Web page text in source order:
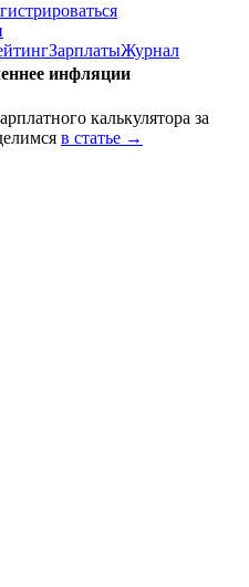
ЗарплатыЖурнал
инфляции
калькулятора за
в статье →